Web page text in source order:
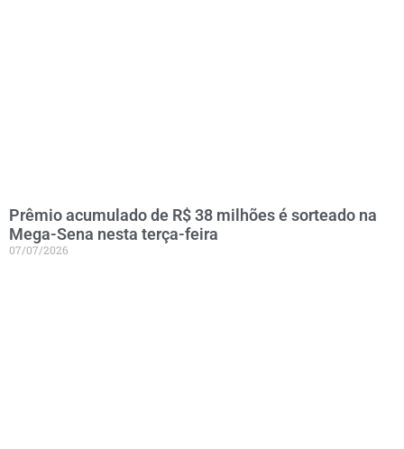
Prêmio acumulado de R$ 38 milhões é sorteado na
Mega-Sena nesta terça-feira
07/07/2026